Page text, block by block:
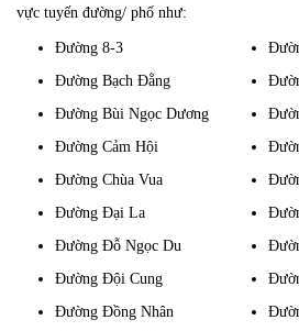
vực tuyến đường/ phố như:
Đường 8-3
Đường Bạch Đằng
Đường Bùi Ngọc Dương
Đường Cảm Hội
Đường Chùa Vua
Đường Đại La
Đường Đỗ Ngọc Du
Đường Đội Cung
Đường Đồng Nhân